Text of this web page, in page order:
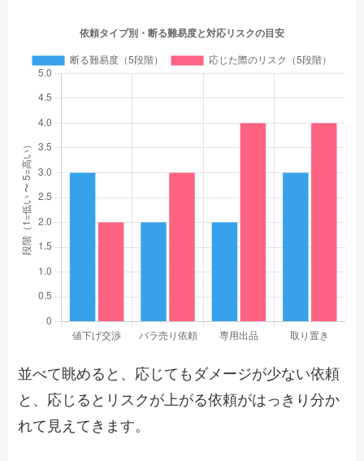
並べて眺めると、応じてもダメージが少ない依頼
と、応じるとリスクが上がる依頼がはっきり分か
れて見えてきます。